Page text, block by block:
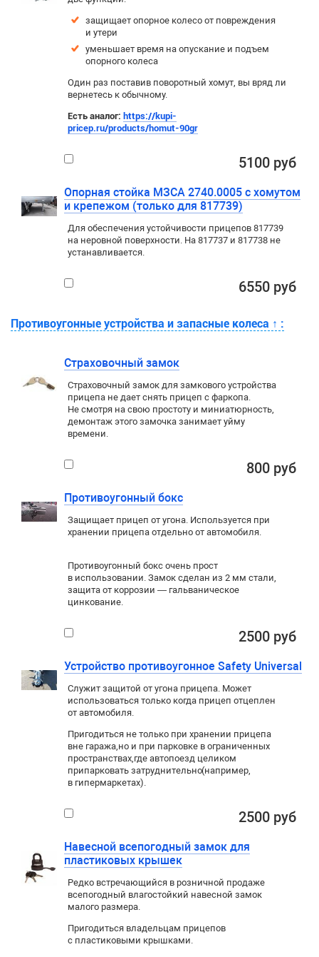
защищает опорное колесо от повреждения
и утери
уменьшает время на опускание и подъем
опорного колеса
Один раз поставив поворотный хомут, вы вряд ли
вернетесь к обычному.
Есть аналог: https://kupi-
pricep.ru/products/homut-90gr
5100 руб
Опорная стойка МЗСА 2740.0005 с хомутом
и крепежом (только для 817739)
Для обеспечения устойчивости прицепов 817739
на неровной поверхности. На 817737 и 817738 не
устанавливается.
6550 руб
Противоугонные устройства и запасные колеса ↑ :
Страховочный замок
Страховочный замок для замкового устройства
прицепа не дает снять прицеп с фаркопа.
Не смотря на свою простоту и миниатюрность,
демонтаж этого замочка занимает уйму
времени.
800 руб
Противоугонный бокс
Защищает прицеп от угона. Используется при
хранении прицепа отдельно от автомобиля.
Противоугонный бокс очень прост
в использовании. Замок сделан из 2 мм стали,
защита от коррозии — гальваническое
цинкование.
2500 руб
Устройство противоугонное Safety Universal
Служит защитой от угона прицепа. Может
использоваться только когда прицеп отцеплен
от автомобиля.
Пригодиться не только при хранении прицепа
вне гаража,но и при парковке в ограниченных
пространствах,где автопоезд целиком
припарковать затруднительно(например,
в гипермаркетах).
2500 руб
Навесной всепогодный замок для
пластиковых крышек
Редко встречающийся в розничной продаже
всепогодный влагостойкий навесной замок
малого размера.
Пригодиться владельцам прицепов
с пластиковыми крышками.